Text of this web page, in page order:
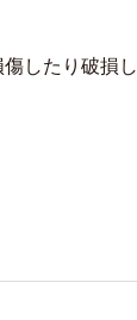
したり破損